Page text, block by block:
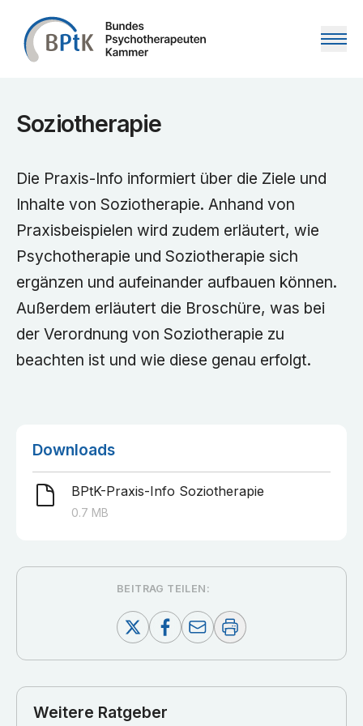
Zum Inhalt springen
Soziotherapie
Die Praxis-Info informiert über die Ziele und
Inhalte von Soziotherapie. Anhand von
Praxisbeispielen wird zudem erläutert, wie
Psychotherapie und Soziotherapie sich
ergänzen und aufeinander aufbauen können.
Außerdem erläutert die Broschüre, was bei
der Verordnung von Soziotherapie zu
beachten ist und wie diese genau erfolgt.
Downloads
BPtK-Praxis-Info Soziotherapie
0.7 MB
BEITRAG TEILEN:
Weitere Ratgeber